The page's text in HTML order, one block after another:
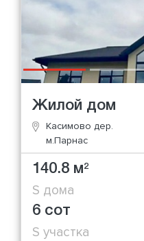
Жилой дом
Касимово дер.
м.Парнас
140.8 м2
S дома
6 сот
S участка